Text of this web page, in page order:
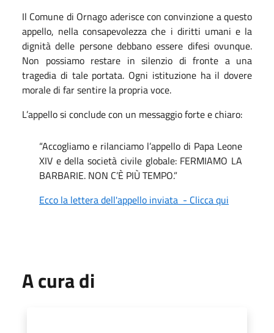
Il Comune di Ornago aderisce con convinzione a questo
appello, nella consapevolezza che i diritti umani e la
dignità delle persone debbano essere difesi ovunque.
Non possiamo restare in silenzio di fronte a una
tragedia di tale portata. Ogni istituzione ha il dovere
morale di far sentire la propria voce.
L’appello si conclude con un messaggio forte e chiaro:
“Accogliamo e rilanciamo l’appello di Papa Leone
XIV e della società civile globale: FERMIAMO LA
BARBARIE. NON C’È PIÙ TEMPO.”
Ecco la lettera dell'appello inviata - Clicca qui
A cura di